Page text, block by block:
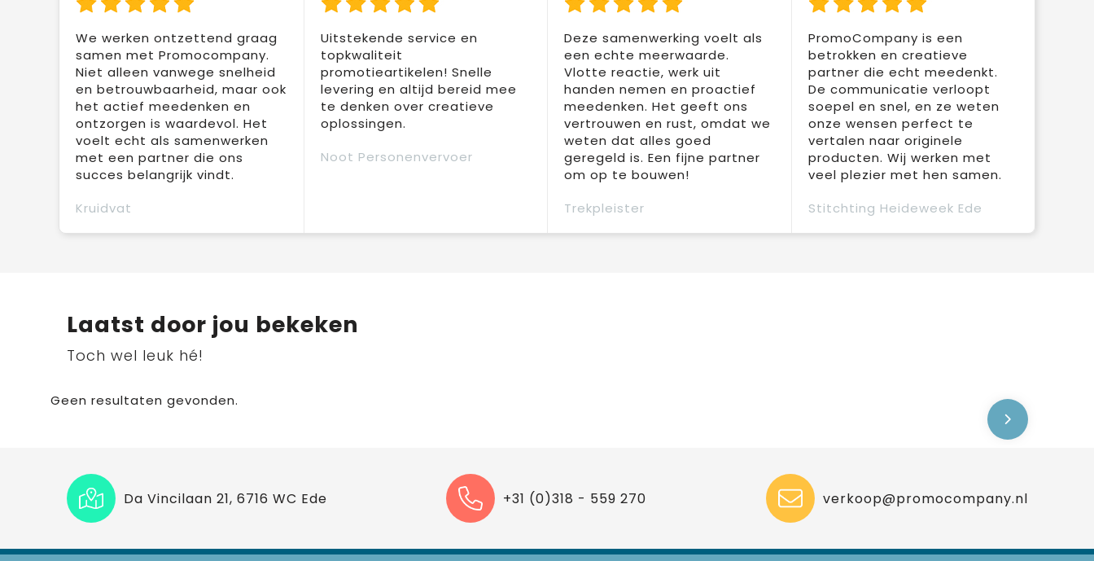
We werken ontzettend graag
samen met Promocompany.
Niet alleen vanwege snelheid
en betrouwbaarheid, maar ook
het actief meedenken en
ontzorgen is waardevol. Het
voelt echt als samenwerken
met een partner die ons
succes belangrijk vindt.
Kruidvat
Uitstekende service en
topkwaliteit
promotieartikelen! Snelle
levering en altijd bereid mee
te denken over creatieve
oplossingen.
Noot Personenvervoer
Deze samenwerking voelt als
een echte meerwaarde.
Vlotte reactie, werk uit
handen nemen en proactief
meedenken. Het geeft ons
vertrouwen en rust, omdat we
weten dat alles goed
geregeld is. Een fijne partner
om op te bouwen!
Trekpleister
PromoCompany is een
betrokken en creatieve
partner die echt meedenkt.
De communicatie verloopt
soepel en snel, en ze weten
onze wensen perfect te
vertalen naar originele
producten. Wij werken met
veel plezier met hen samen.
Stitchting Heideweek Ede
Laatst door jou bekeken
Toch wel leuk hé!
Geen resultaten gevonden.
Da Vincilaan 21, 6716 WC Ede +31 (0)318 - 559 270 verkoop@promocompany.nl